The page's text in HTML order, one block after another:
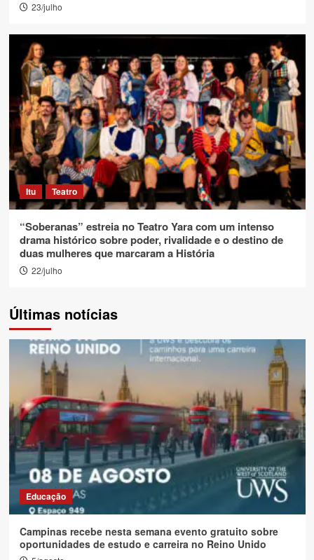
23/julho
Itu Teatro
“Soberanas” estreia no Teatro Yara com um intenso
drama histórico sobre poder, rivalidade e o destino de
duas mulheres que marcaram a História
22/julho
Últimas notícias
Educação
Campinas recebe nesta semana evento gratuito sobre
oportunidades de estudo e carreira no Reino Unido